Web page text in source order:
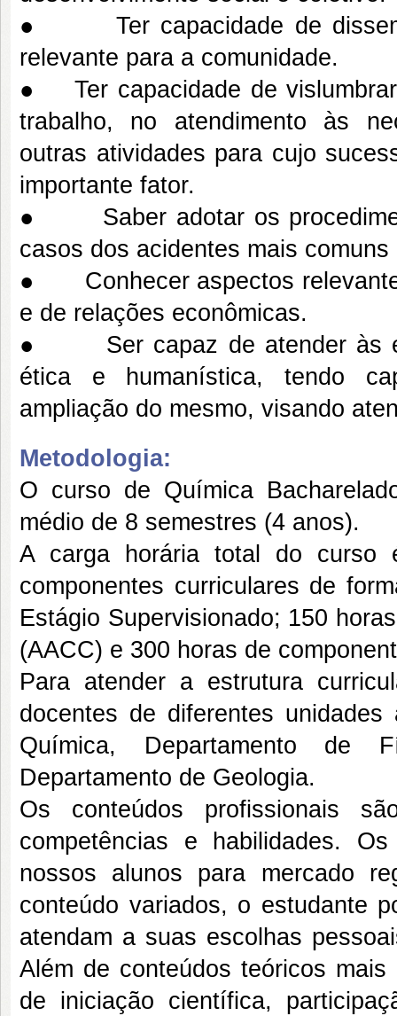
● Ter capacidade de
relevante para a comunidade.
● Ter capacidade de vislumbrar
trabalho, no atendimento às
outras atividades para cujo
importante fator.
● Saber adotar os
casos dos acidentes mais
● Conhecer aspectos
e de relações econômicas.
● Ser capaz de atender às
ética e humanística, tendo
ampliação do mesmo, visando
Metodologia:
O curso de Química
médio de 8 semestres (4 anos).
A carga horária total do curso
componentes curriculares de
Estágio Supervisionado; 150
(AACC) e 300 horas de
Para atender a estrutura
docentes de diferentes
Química, Departamento de
Departamento de Geologia.
Os conteúdos profissionais
competências e habilidades.
nossos alunos para mercado
conteúdo variados, o estudante
atendam a suas escolhas
Além de conteúdos teóricos
de iniciação científica,